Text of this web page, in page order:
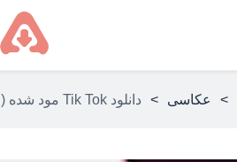
> عکاسی > دانلود Tik Tok مود شده ( بدون تحریم ) اندروید ۲۶.۰.۳ ۲۶.۰.۳